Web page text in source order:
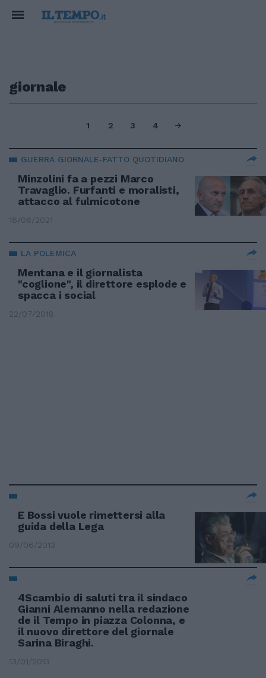
giornale
1 2 3 4
GUERRA GIORNALE-FATTO QUOTIDIANO
Minzolini fa a pezzi Marco
Travaglio. Furfanti e moralisti,
attacco al fulmicotone
16/06/2021
LA POLEMICA
Mentana e il giornalista
"coglione", il direttore esplode e
spacca i social
22/07/2018
E Bossi vuole rimettersi alla
guida della Lega
09/06/2013
4Scambio di saluti tra il sindaco
Gianni Alemanno nella redazione
de il Tempo in piazza Colonna, e
il nuovo direttore del giornale
Sarina Biraghi.
13/01/2013